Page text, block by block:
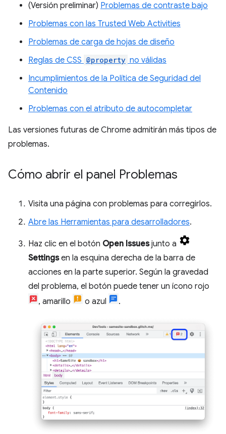
(Versión preliminar) Problemas de contraste bajo
Problemas con las Trusted Web Activities
Problemas de carga de hojas de diseño
Reglas de CSS @property no válidas
Incumplimientos de la Política de Seguridad del
Contenido
Problemas con el atributo de autocompletar
Las versiones futuras de Chrome admitirán más tipos de
problemas.
Cómo abrir el panel Problemas
Visita una página con problemas para corregirlos.
Abre las Herramientas para desarrolladores.
Haz clic en el botón Open Issuesjunto a
Settingsen la esquina derecha de la barra de
acciones en la parte superior. Según la gravedad
del problema, el botón puede tener un ícono rojo
, amarillo
o azul .